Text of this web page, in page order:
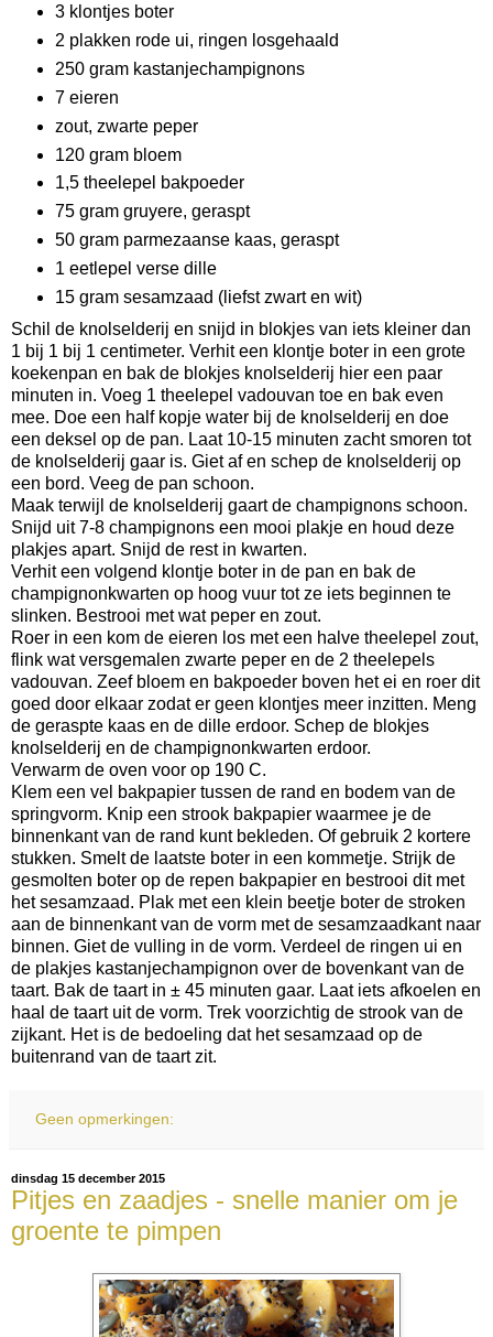
3 klontjes boter
2 plakken rode ui, ringen losgehaald
250 gram kastanjechampignons
7 eieren
zout, zwarte peper
120 gram bloem
1,5 theelepel bakpoeder
75 gram gruyere, geraspt
50 gram parmezaanse kaas, geraspt
1 eetlepel verse dille
15 gram sesamzaad (liefst zwart en wit)
Schil de knolselderij en snijd in blokjes van iets kleiner dan
1 bij 1 bij 1 centimeter. Verhit een klontje boter in een grote
koekenpan en bak de blokjes knolselderij hier een paar
minuten in. Voeg 1 theelepel vadouvan toe en bak even
mee. Doe een half kopje water bij de knolselderij en doe
een deksel op de pan. Laat 10-15 minuten zacht smoren tot
de knolselderij gaar is. Giet af en schep de knolselderij op
een bord. Veeg de pan schoon.
Maak terwijl de knolselderij gaart de champignons schoon.
Snijd uit 7-8 champignons een mooi plakje en houd deze
plakjes apart. Snijd de rest in kwarten.
Verhit een volgend klontje boter in de pan en bak de
champignonkwarten op hoog vuur tot ze iets beginnen te
slinken. Bestrooi met wat peper en zout.
Roer in een kom de eieren los met een halve theelepel zout,
flink wat versgemalen zwarte peper en de 2 theelepels
vadouvan. Zeef bloem en bakpoeder boven het ei en roer dit
goed door elkaar zodat er geen klontjes meer inzitten. Meng
de geraspte kaas en de dille erdoor. Schep de blokjes
knolselderij en de champignonkwarten erdoor.
Verwarm de oven voor op 190 C.
Klem een vel bakpapier tussen de rand en bodem van de
springvorm. Knip een strook bakpapier waarmee je de
binnenkant van de rand kunt bekleden. Of gebruik 2 kortere
stukken. Smelt de laatste boter in een kommetje. Strijk de
gesmolten boter op de repen bakpapier en bestrooi dit met
het sesamzaad. Plak met een klein beetje boter de stroken
aan de binnenkant van de vorm met de sesamzaadkant naar
binnen. Giet de vulling in de vorm. Verdeel de ringen ui en
de plakjes kastanjechampignon over de bovenkant van de
taart. Bak de taart in ± 45 minuten gaar. Laat iets afkoelen en
haal de taart uit de vorm. Trek voorzichtig de strook van de
zijkant. Het is de bedoeling dat het sesamzaad op de
buitenrand van de taart zit.
Geen opmerkingen:
dinsdag 15 december 2015
Pitjes en zaadjes - snelle manier om je
groente te pimpen